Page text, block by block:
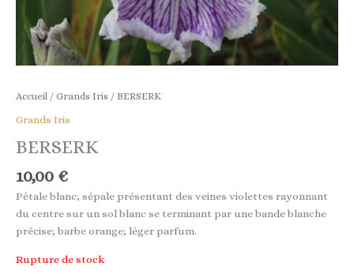
Accueil / Grands Iris / BERSERK
Grands Iris
BERSERK
10,00 €
Pétale blanc; sépale présentant des veines violettes rayonnant
du centre sur un sol blanc se terminant par une bande blanche
précise; barbe orange; léger parfum.
Rupture de stock